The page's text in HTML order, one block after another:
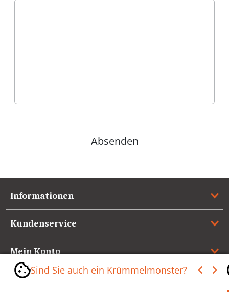
Absenden
Informationen
Kundenservice
Mein Konto
Referenzen
Sind Sie auch ein Krümmelmonster?